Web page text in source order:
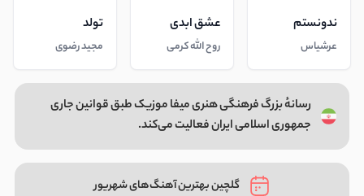
ندونستم
عرشیاس
عشق ابدی
روح الله کرمی
تولد
مجید رضوی
رسانهٔ بزرگ فرهنگی هنری میفا موزیک طبق قوانین جاری
جمهوری اسلامی ایران فعالیت می‌کند.
گلچین بهترین آهنگ‌های شهریور